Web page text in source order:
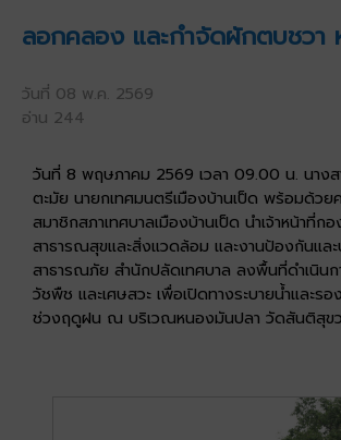
ลอกคลอง และกำจัดผักตบชวา
วันที่ 08 พ.ค. 2569
อ่าน 244
วันที่ 8 พฤษภาคม 2569 เวลา 09.00 น. นาง
ตะมัย นายกเทศมนตรีเมืองบ้านเป็ด พร้อมด้วย
สมาชิกสภาเทศบาลเมืองบ้านเป็ด นำเจ้าหน้าที่ก
สาธารณสุขและสิ่งแวดล้อม และงานป้องกันและ
สาธารณภัย สำนักปลัดเทศบาล ลงพื้นที่ดำเนิน
วัชพืช และเศษสวะ เพื่อเปิดทางระบายน้ำและร
ช่วงฤดูฝน ณ บริเวณหนองมันปลา วัดสันติสุขว